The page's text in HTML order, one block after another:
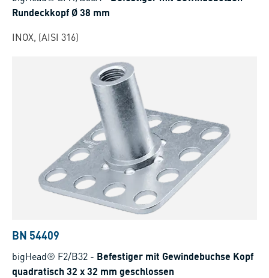
Rundeckkopf Ø 38 mm
INOX, (AISI 316)
BN 54409
bigHead® F2/B32 - Befestiger mit Gewindebuchse Kopf
quadratisch 32 x 32 mm geschlossen